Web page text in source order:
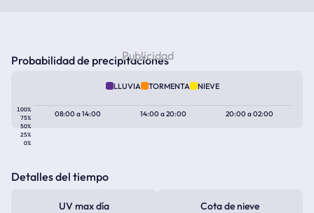
Probabilidad de precipitaciones
LLUVIA TORMENTA NIEVE
100%
75%
50%
25%
0%
08:00a14:00 14:00a20:00 20:00a02:00
Detalles del tiempo
UV max día Cota de nieve